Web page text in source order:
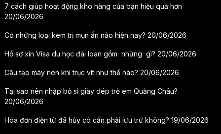
7 cách giúp hoạt động kho hàng của bạn hiệu quả hơn
20/06/2026
Có những loại kem trị mụn ẩn nào hiện nay? 20/06/2026
Hồ sơ xin Visa du học đài loan gồm những gì? 20/06/2026
Cấu tạo máy nén khí trục vít như thế nào? 20/06/2026
Tại sao nên nhập bỏ sỉ giày dép trẻ em Quảng Châu?
20/06/2026
Hóa đơn điện tử đã hủy có cần phải lưu trữ không? 19/06/2026